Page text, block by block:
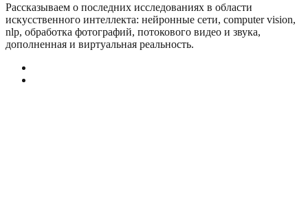
Рассказываем о последних исследованиях в области
искусcтвенного интеллекта: нейронные сети, computer vision,
nlp, обработка фотографий, потокового видео и звука,
дополненная и виртуальная реальность.